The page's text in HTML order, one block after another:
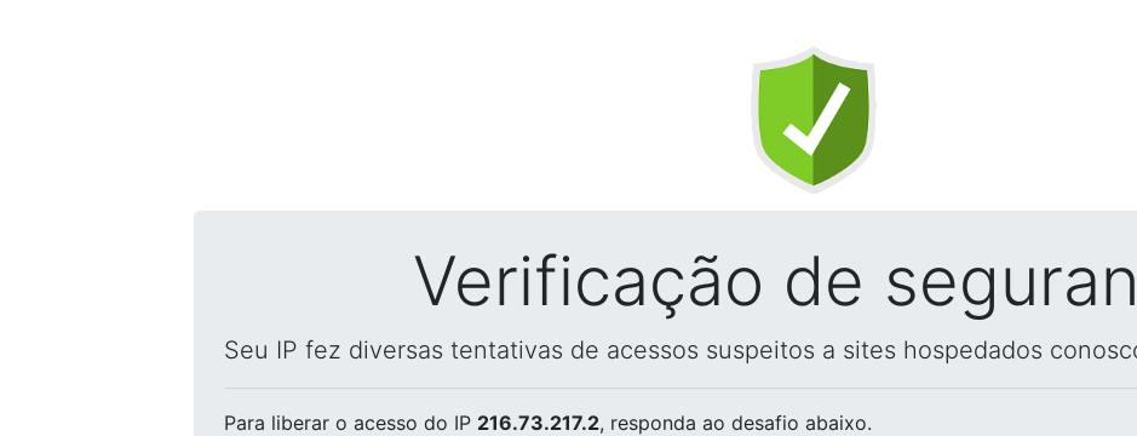
Verificação de
Seu IP fez diversas tentativas de acessos suspeitos a sites hospedados
Para liberar o acesso do IP 216.73.217.2, responda ao desafio abaixo.